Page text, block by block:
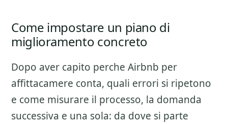
Come impostare un piano di
miglioramento concreto
Dopo aver capito perche Airbnb per
affittacamere conta, quali errori si ripetono
e come misurare il processo, la domanda
successiva e una sola: da dove si parte